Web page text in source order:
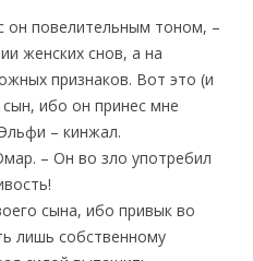
он повелительным тоном, –
женских снов, а на
признаков. Вот это (и
ибо он принес мне
– кинжал.
– Он во зло употребил
сына, ибо привык во
лишь собственному